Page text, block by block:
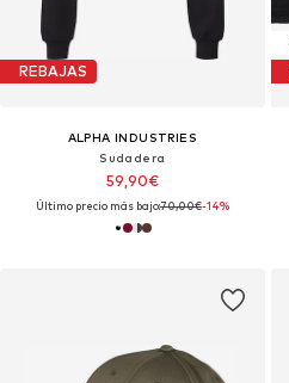
REBAJAS
ALPHA INDUSTRIES
Sudadera
59,90€
Último precio más bajo:70,00€-14%